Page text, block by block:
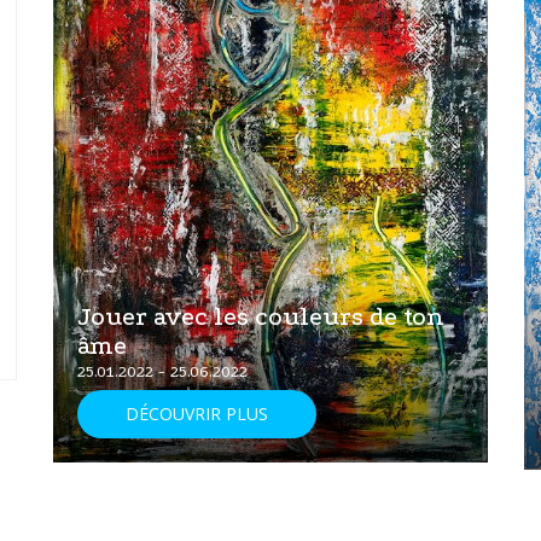
Jouer avec les couleurs de ton
âme
25.01.2022 - 25.06.2022
DÉCOUVRIR PLUS